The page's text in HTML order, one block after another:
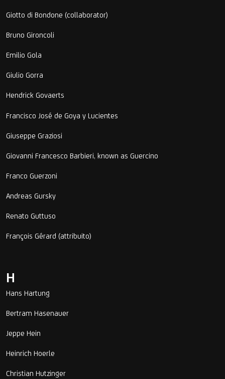
Giotto di Bondone (collaborator)
Bruno Gironcoli
Emilio Gola
Giulio Gorra
Hendrick Govaerts
Francisco José de Goya y Lucientes
Giuseppe Graziosi
Giovanni Francesco Barbieri, known as Guercino
Franco Guerzoni
Andreas Gursky
Renato Guttuso
François Gérard (attribuito)
H
Hans Hartung
Bertram Hasenauer
Jeppe Hein
Heinrich Hoerle
Christian Hutzinger